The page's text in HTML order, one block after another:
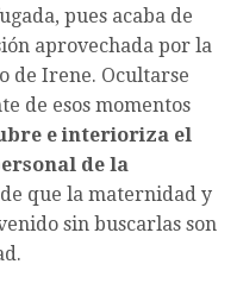
pues acaba de
aprovechada por la
de Irene. Ocultarse
de esos momentos
e interioriza el
de la
que la maternidad y
sin buscarlas son